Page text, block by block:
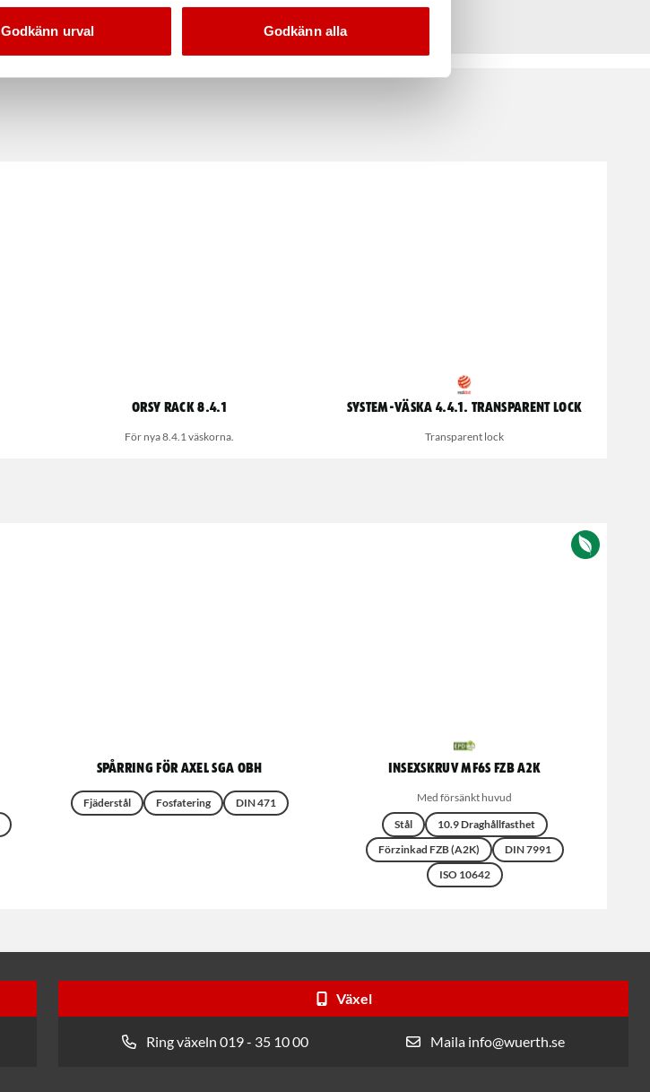
Godkänn urval Godkänn alla
ORSY rack 8.4.1
För nya 8.4.1 väskorna.
SYSTEM-väska 4.4.1. Transparent lock
Transparent lock
Spårring för axel SGA OBH
Fjäderstål Fosfatering DIN 471
Insexskruv MF6S FZB A2K
Med försänkt huvud
Stål
10.9 Draghållfasthet
Förzinkad FZB (A2K)
DIN 7991
ISO 10642
Växel
Ring växeln 019 - 35 10 00 Maila info@wuerth.se